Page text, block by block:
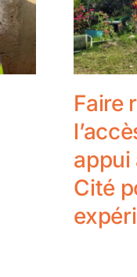
Faire
appui
Cité